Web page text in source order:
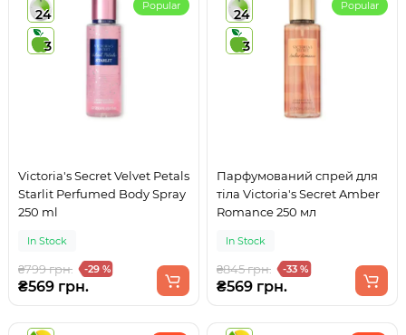
24
3
Popular
Victoria's Secret Velvet Petals
Starlit Perfumed Body Spray
250 ml
In Stock
₴799 грн. -29 %
₴569 грн.
24
3
Popular
Парфумований спрей для
тіла Victoria's Secret Amber
Romance 250 мл
In Stock
₴845 грн. -33 %
₴569 грн.